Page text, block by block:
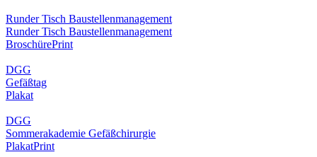
Runder Tisch Baustellenmanagement
Runder Tisch Baustellenmanagement
BroschürePrint
DGG
Gefäßtag
Plakat
DGG
Sommerakademie Gefäßchirurgie
PlakatPrint